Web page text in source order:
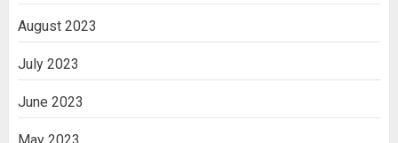
August 2023
July 2023
June 2023
May 2023